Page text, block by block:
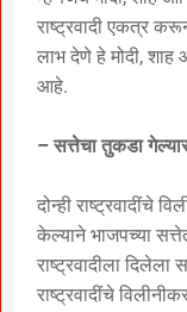
राष्ट्रवादी एकत्र
लाभ देणे हे मोदी, शाह
आहे.
– सत्तेचा तुकडा गेल्यास
दोन्ही राष्ट्रवादींचे
केल्याने भाजपच्या
राष्ट्रवादीला
राष्ट्रवादींचे